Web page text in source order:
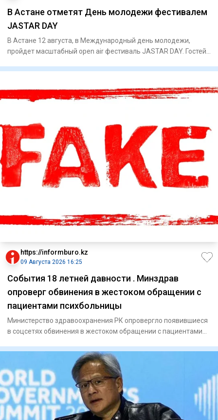
В Астане отметят День молодежи фестивалем
JASTAR DAY
В Астане 12 августа, в Международный день молодежи,
пройдет масштабный open air фестиваль JASTAR DAY. Гостей
https://informburo.kz
09 Августа 2026 16:25
События 18 летней давности . Минздрав
опроверг обвинения в жестоком обращении с
пациентами психбольницы
Министерство здравоохранения РК опровергло появившиеся
в соцсетях обвинения в жестоком обращении с пациентами